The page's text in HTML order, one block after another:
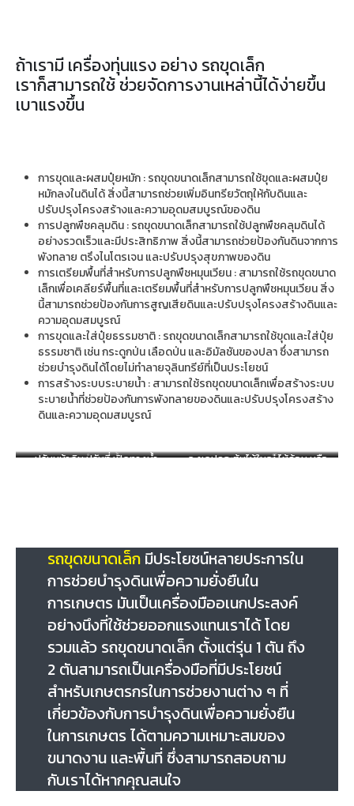
ถ้าเรามี เครื่องทุ่นแรง อย่าง รถขุดเล็ก
เราก็สามารถใช้ ช่วยจัดการงานเหล่านี้ได้ง่ายขึ้น
เบาแรงขึ้น
การขุดและผสมปุ๋ยหมัก : รถขุดขนาดเล็กสามารถใช้ขุดและผสมปุ๋ย
หมักลงในดินได้ สิ่งนี้สามารถช่วยเพิ่มอินทรียวัตถุให้กับดินและ
ปรับปรุงโครงสร้างและความอุดมสมบูรณ์ของดิน
การปลูกพืชคลุมดิน : รถขุดขนาดเล็กสามารถใช้ปลูกพืชคลุมดินได้
อย่างรวดเร็วและมีประสิทธิภาพ สิ่งนี้สามารถช่วยป้องกันดินจากการ
พังทลาย ตรึงไนโตรเจน และปรับปรุงสุขภาพของดิน
การเตรียมพื้นที่สำหรับการปลูกพืชหมุนเวียน : สามารถใช้รถขุดขนาด
เล็กเพื่อเคลียร์พื้นที่และเตรียมพื้นที่สำหรับการปลูกพืชหมุนเวียน สิ่ง
นี้สามารถช่วยป้องกันการสูญเสียดินและปรับปรุงโครงสร้างดินและ
ความอุดมสมบูรณ์
การขุดและใส่ปุ๋ยธรรมชาติ : รถขุดขนาดเล็กสามารถใช้ขุดและใส่ปุ๋ย
ธรรมชาติ เช่น กระดูกป่น เลือดป่น และอิมัลชันของปลา ซึ่งสามารถ
ช่วยบำรุงดินได้โดยไม่ทำลายจุลินทรีย์ที่เป็นประโยชน์
การสร้างระบบระบายน้ำ : สามารถใช้รถขุดขนาดเล็กเพื่อสร้างระบบ
ระบายน้ำที่ช่วยป้องกันการพังทลายของดินและปรับปรุงโครงสร้าง
ดินและความอุดมสมบูรณ์
ขุดทำร่องน้ำ ขุดยกร่องก็ได้
ปรับหน้าดิน ปรับที่ เปิดทางน้ำ
จะขุดปลูก ต้นไม้ใหญ่ ไม้ล้อม หรือ
รถขุดขนาดเล็ก มีประโยชน์หลายประการใน
การช่วยบำรุงดินเพื่อความยั่งยืนใน
การเกษตร มันเป็นเครื่องมืออเนกประสงค์
อย่างนึงที่ใช้ช่วยออกแรงแทนเราได้ โดย
รวมแล้ว รถขุดขนาดเล็ก ตั้งแต่รุ่น 1 ตัน ถึง
2 ตันสามารถเป็นเครื่องมือที่มีประโยชน์
สำหรับเกษตรกรในการช่วยงานต่าง ๆ ที่
เกี่ยวข้องกับการบำรุงดินเพื่อความยั่งยืน
ในการเกษตร ได้ตามความเหมาะสมของ
ขนาดงาน และพื้นที่ ซึ่งสามารถสอบถาม
กับเราได้หากคุณสนใจ